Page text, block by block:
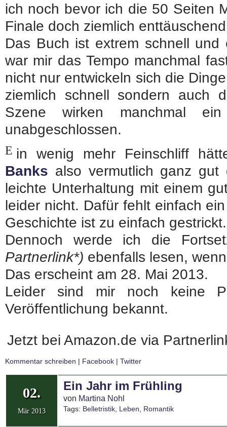
ich noch bevor ich die 50 Seiten
Finale doch ziemlich
Das Buch ist extrem schnell und
war mir das Tempo manchmal
nicht nur entwickeln sich die
ziemlich schnell sondern auch
Szene wirken manchmal
unabgeschlossen.
E in wenig mehr Feinschliff
Banks also vermutlich ganz
leichte Unterhaltung mit einem
leider nicht. Dafür fehlt einfach
Geschichte ist zu einfach gestrickt.
Dennoch werde ich die
Partnerlink*) ebenfalls lesen,
Das erscheint am 28. Mai 2013.
Leider sind mir noch keine
Veröffentlichung bekannt.
Jetzt bei Amazon.de via
Kommentar schreiben | Facebook | Twitter
02.
Mär 2013
Ein Jahr im Frühling
von Martina Nohl
Tags: Belletristik, Leben, Romantik